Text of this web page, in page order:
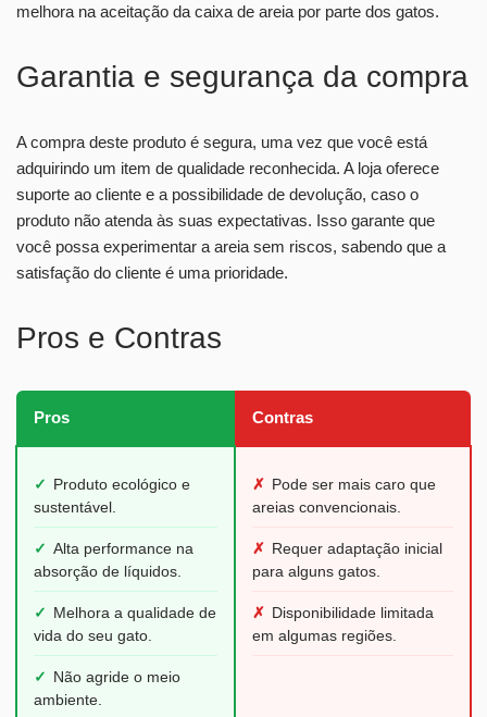
melhora na aceitação da caixa de areia por parte dos gatos.
Garantia e segurança da compra
A compra deste produto é segura, uma vez que você está
adquirindo um item de qualidade reconhecida. A loja oferece
suporte ao cliente e a possibilidade de devolução, caso o
produto não atenda às suas expectativas. Isso garante que
você possa experimentar a areia sem riscos, sabendo que a
satisfação do cliente é uma prioridade.
Pros e Contras
Pros Contras
✓ Produto ecológico e
sustentável.
✓ Alta performance na
absorção de líquidos.
✓ Melhora a qualidade de
vida do seu gato.
✓ Não agride o meio
ambiente.
✗ Pode ser mais caro que
areias convencionais.
✗ Requer adaptação inicial
para alguns gatos.
✗ Disponibilidade limitada
em algumas regiões.